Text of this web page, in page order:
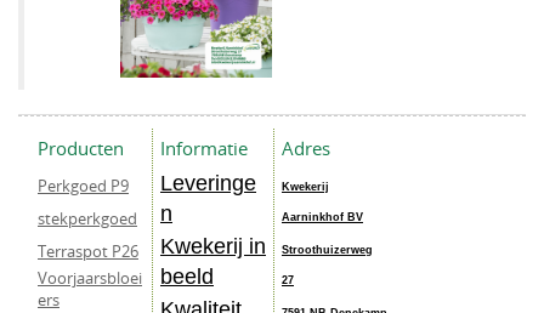
Producten
Perkgoed P9
stekperkgoed
Terraspot P26
Voorjaarsbloei
ers
Informatie
Leveringe
n
Kwekerij in
beeld
Adres
Kwekerij
Aarninkhof BV
Stroothuizerweg
27